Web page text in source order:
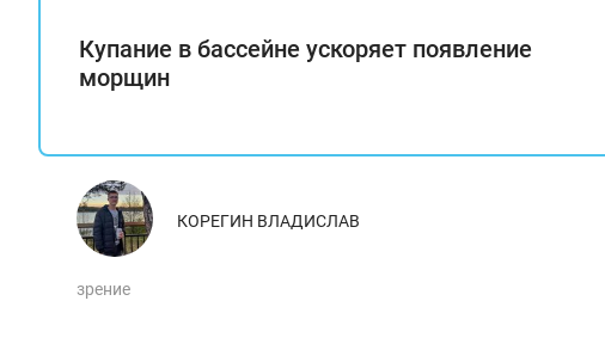
Купание в бассейне ускоряет появление
морщин
КОРЕГИН ВЛАДИСЛАВ
зрение